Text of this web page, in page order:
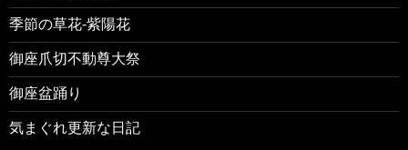
季節の草花-紫陽花
御座爪切不動尊大祭
御座盆踊り
気まぐれ更新な日記